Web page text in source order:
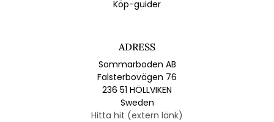
Köp-guider
ADRESS
Sommarboden AB
Falsterbovägen 76
236 51 HÖLLVIKEN
Sweden
Hitta hit (extern länk)